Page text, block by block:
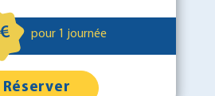
pour 1 journée
Réserver